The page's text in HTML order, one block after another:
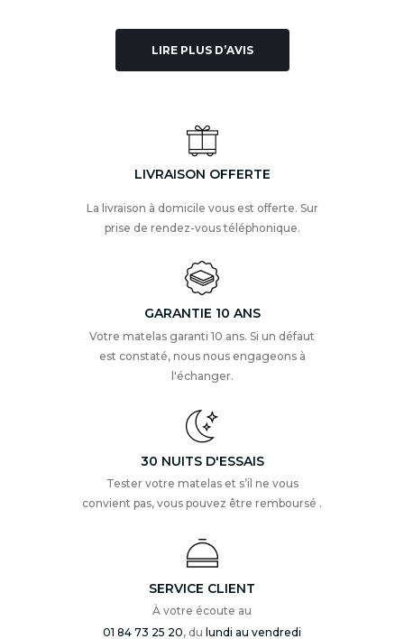
LIRE PLUS D’AVIS
LIVRAISON OFFERTE
La livraison à domicile vous est offerte. Sur
prise de rendez-vous téléphonique.
GARANTIE 10 ANS
Votre matelas garanti 10 ans. Si un défaut
est constaté, nous nous engageons à
l'échanger.
30 NUITS D'ESSAIS
Tester votre matelas et s’il ne vous
convient pas, vous pouvez être remboursé .
SERVICE CLIENT
À votre écoute au
01 84 73 25 20, du lundi au vendredi